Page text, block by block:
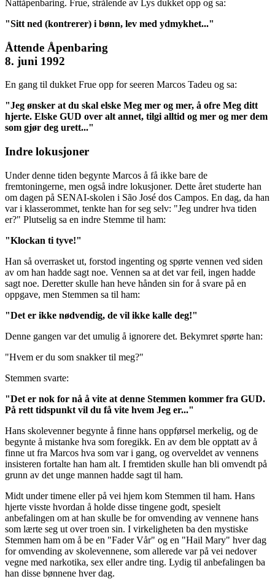
Nattåpenbaring. Frue, strålende av Lys dukket opp og sa:
"Sitt ned (kontrerer) i bønn, lev med ydmykhet..."
Åttende Åpenbaring
8. juni 1992
En gang til dukket Frue opp for seeren Marcos Tadeu og sa:
"Jeg ønsker at du skal elske Meg mer og mer, å ofre Meg ditt
hjerte. Elske GUD over alt annet, tilgi alltid og mer og mer dem
som gjør deg urett..."
Indre lokusjoner
Under denne tiden begynte Marcos å få ikke bare de
fremtoningerne, men også indre lokusjoner. Dette året studerte han
om dagen på SENAI-skolen i São José dos Campos. En dag, da han
var i klasserommet, tenkte han for seg selv: "Jeg undrer hva tiden
er?" Plutselig sa en indre Stemme til ham:
"Klockan ti tyve!"
Han så overrasket ut, forstod ingenting og spørte vennen ved siden
av om han hadde sagt noe. Vennen sa at det var feil, ingen hadde
sagt noe. Deretter skulle han heve hånden sin for å svare på en
oppgave, men Stemmen sa til ham:
"Det er ikke nødvendig, de vil ikke kalle deg!"
Denne gangen var det umulig å ignorere det. Bekymret spørte han:
"Hvem er du som snakker til meg?"
Stemmen svarte:
"Det er nok for nå å vite at denne Stemmen kommer fra GUD.
På rett tidspunkt vil du få vite hvem Jeg er..."
Hans skolevenner begynte å finne hans oppførsel merkelig, og de
begynte å mistanke hva som foregikk. En av dem ble opptatt av å
finne ut fra Marcos hva som var i gang, og overveldet av vennens
insisteren fortalte han ham alt. I fremtiden skulle han bli omvendt på
grunn av det unge mannen hadde sagt til ham.
Midt under timene eller på vei hjem kom Stemmen til ham. Hans
hjerte visste hvordan å holde disse tingene godt, spesielt
anbefalingen om at han skulle be for omvending av vennene hans
som lærte seg ut over troen sin. I virkeligheten ba den mystiske
Stemmen ham om å be en "Fader Vår" og en "Hail Mary" hver dag
for omvending av skolevennene, som allerede var på vei nedover
vegne med narkotika, sex eller andre ting. Lydig til anbefalingen ba
han disse bønnene hver dag.